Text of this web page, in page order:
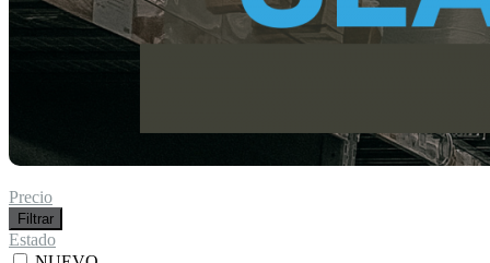
Precio
Filtrar
Estado